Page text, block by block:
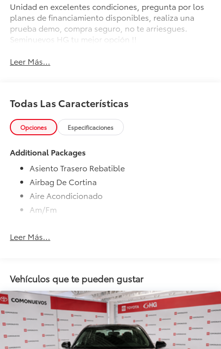
Unidad en excelentes condiciones, pregunta por los
planes de financiamiento disponibles, realiza una
prueba demo, compra seguro, no te arriesgues.
Seminuevos HG tu mejor opción !!
Leer Más...
Todas Las Características
Opciones Especificaciones
Additional Packages
Asiento Trasero Rebatible
Airbag De Cortina
Aire Acondicionado
Am/Fm
Leer Más...
Vehículos que te pueden gustar